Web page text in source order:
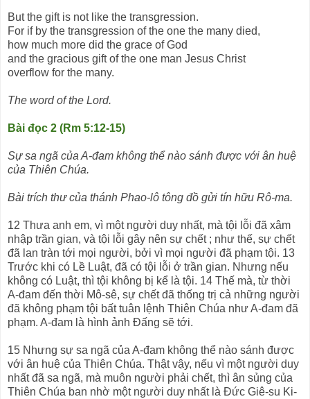
But the gift is not like the transgression.
For if by the transgression of the one the many died,
how much more did the grace of God
and the gracious gift of the one man Jesus Christ
overflow for the many.
The word of the Lord.
Bài đọc 2 (Rm 5:12-15)
Sự sa ngã của A-đam không thể nào sánh được với ân huệ
của Thiên Chúa.
Bài trích thư của thánh Phao-lô tông đồ gửi tín hữu Rô-ma.
12 Thưa anh em, vì một người duy nhất, mà tội lỗi đã xâm
nhập trần gian, và tội lỗi gây nên sự chết ; như thế, sự chết
đã lan tràn tới mọi người, bởi vì mọi người đã phạm tội. 13
Trước khi có Lề Luật, đã có tội lỗi ở trần gian. Nhưng nếu
không có Luật, thì tội không bị kể là tội. 14 Thế mà, từ thời
A-đam đến thời Mô-sê, sự chết đã thống trị cả những người
đã không phạm tội bất tuân lệnh Thiên Chúa như A-đam đã
phạm. A-đam là hình ảnh Đấng sẽ tới.
15 Nhưng sự sa ngã của A-đam không thể nào sánh được
với ân huệ của Thiên Chúa. Thật vậy, nếu vì một người duy
nhất đã sa ngã, mà muôn người phải chết, thì ân sủng của
Thiên Chúa ban nhờ một người duy nhất là Đức Giê-su Ki-